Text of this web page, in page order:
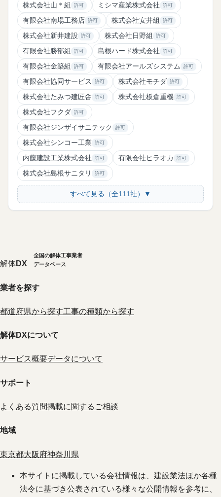
株式会社山＊組 許可 ミシマ産業株式会社 許可
有限会社南場工務店 許可 株式会社安井組 許可
株式会社新井建設 許可 株式会社日野組 許可
有限会社勝部組 許可 島根ハード株式会社 許可
有限会社金築組 許可 有限会社アールズシステム 許可
有限会社協同サービス 許可 株式会社モチダ 許可
株式会社たみつ建匠舎 許可 株式会社板倉重機 許可
株式会社フクダ 許可
有限会社ジンザイサニテック 許可
株式会社シンコー工業 許可
内藤建設工業株式会社 許可 有限会社ヒラオカ 許可
株式会社島根サニタリ 許可
すべて見る（全111社）▼
解体DX
全国の解体工事業者
データベース
業者を探す
都道府県から探す工事の種類から探す
解体DXについて
サービス概要データについて
サポート
よくある質問掲載に関するご相談
地域
東京都大阪府神奈川県
本サイトに掲載している会社情報は、建設業法ほか各種
法令に基づき公表されている様々な公開情報を参考に、